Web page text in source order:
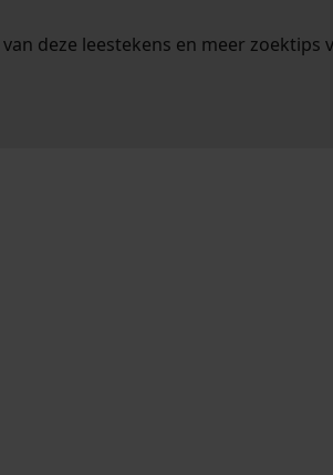
deze leestekens en meer zoektips